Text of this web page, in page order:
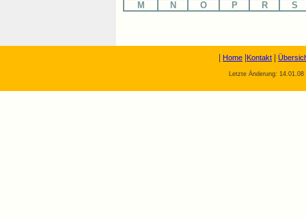
M
N O P R S
Home Kontakt
Letzte Änderung: 14.01.08